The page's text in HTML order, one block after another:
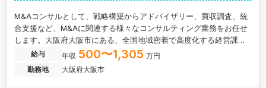
M&Aコンサルとして、戦略構築からアドバイザリー、買収調査、統
合支援など、M&Aに関連する様々なコンサルティング業務をお任せ
します。大阪府大阪市にある、全国地域密着で高度化する経営課題
を解決するコンサルティング企業の求人です。
給与 年収 500〜1,305 万円
勤務地
大阪府大阪市